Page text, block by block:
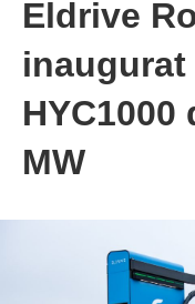
Eldrive
HYC1000
MW